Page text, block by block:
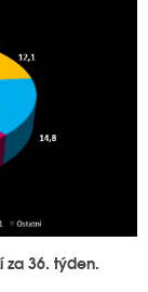
36. týden.